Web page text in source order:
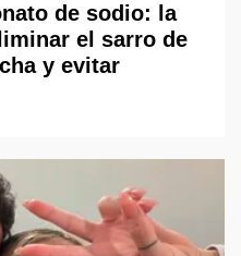
de sodio: la
el sarro de
y evitar